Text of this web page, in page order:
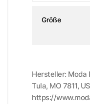
Größe
Hersteller: Moda
Tula, MO 7811,
https://